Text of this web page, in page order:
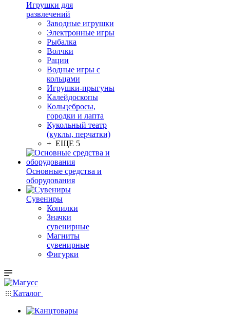
Игрушки для
развлечений
Заводные игрушки
Электронные игры
Рыбалка
Волчки
Рации
Водные игры с
кольцами
Игрушки-прыгуны
Калейдоскопы
Кольцебросы,
городки и лапта
Кукольный театр
(куклы, перчатки)
+ ЕЩЕ 5
Основные средства и
оборудования
Сувениры
Копилки
Значки
сувенирные
Магниты
сувенирные
Фигурки
Каталог